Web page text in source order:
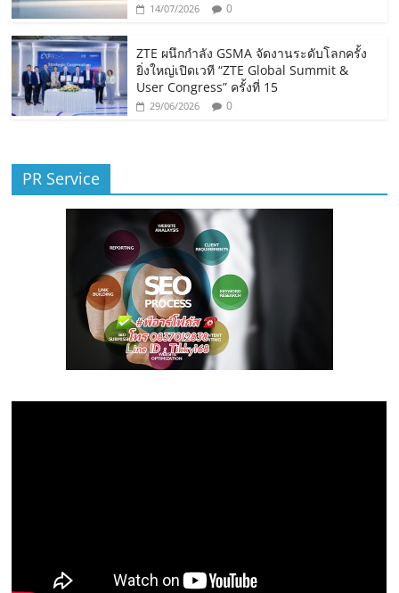
14/07/2026 0
ZTE ผนึกกำลัง GSMA จัดงานระดับโลกครั้ง
ยิ่งใหญ่เปิดเวที “ZTE Global Summit &
User Congress” ครั้งที่ 15
29/06/2026 0
PR Service